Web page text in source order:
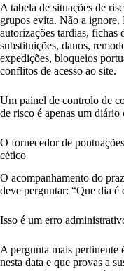
A tabela de situações de
grupos evita. Não a ignore.
autorizações tardias, fichas
substituições, danos,
expedições, bloqueios
conflitos de acesso ao site.
Um painel de controlo de
de risco é apenas um diário
O fornecedor de
cético
O acompanhamento do
deve perguntar: “Que dia
Isso é um erro
A pergunta mais pertinente
nesta data e que provas a